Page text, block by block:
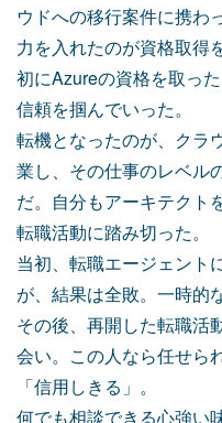
ウドへの移行案件に携わ
力を入れたのが資格取得
初にAzureの資格を取っ
信頼を掴んでいった。
転機となったのが、クラ
業し、その仕事のレベル
だ。自分もアーキテクト
転職活動に踏み切った。
当初、転職エージェント
が、結果は全敗。一時的
その後、再開した転職活
会い。この人なら任せら
「信用しきる」。
何でも相談できる心強い